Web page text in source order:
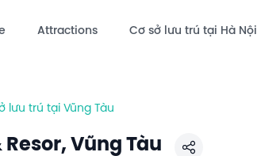
Attractions Cơ sở lưu trú tại Hà Nội
Xem tất cả các cơ sở lưu trú tại Vũng Tàu
Resor, Vũng Tàu